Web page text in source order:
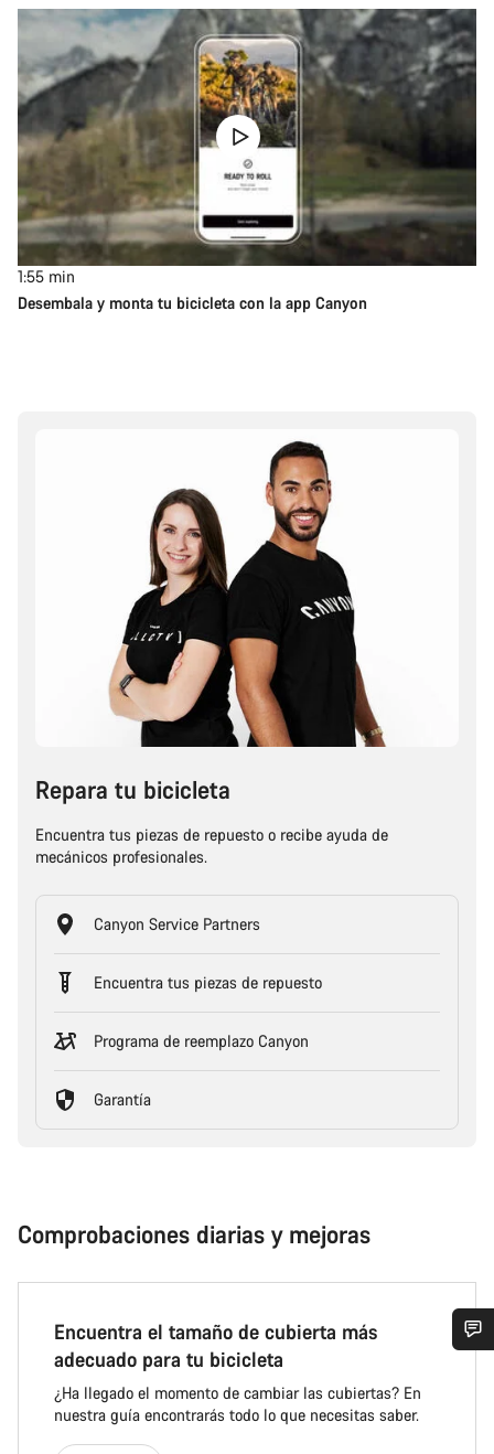
1:55 min
Desembala y monta tu bicicleta con la app Canyon
Repara tu bicicleta
Encuentra tus piezas de repuesto o recibe ayuda de
mecánicos profesionales.
Canyon Service Partners
Encuentra tus piezas de repuesto
Programa de reemplazo Canyon
Garantía
Comprobaciones diarias y mejoras
Encuentra el tamaño de cubierta más
adecuado para tu bicicleta
¿Ha llegado el momento de cambiar las cubiertas? En
nuestra guía encontrarás todo lo que necesitas saber.